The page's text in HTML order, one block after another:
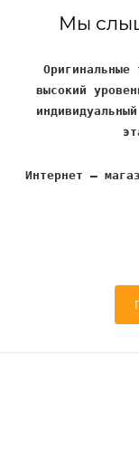
Мы
Оригинальные
высокий
Интернет –